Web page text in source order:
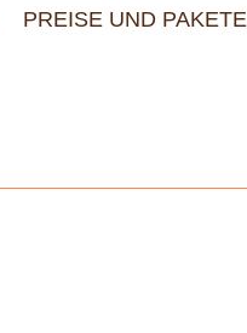
PREISE UND PAKETE